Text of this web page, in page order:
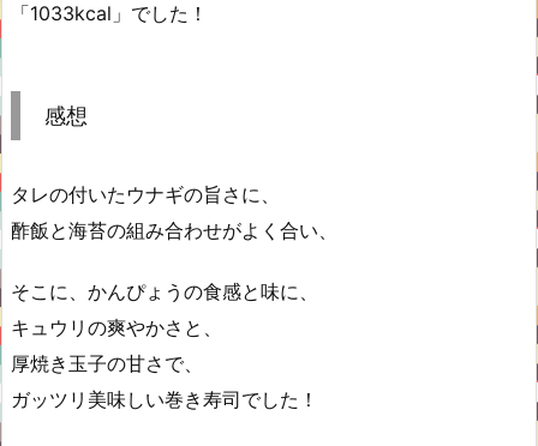
「1033kcal」でした！
感想
タレの付いたウナギの旨さに、
酢飯と海苔の組み合わせがよく合い、
そこに、かんぴょうの食感と味に、
キュウリの爽やかさと、
厚焼き玉子の甘さで、
ガッツリ美味しい巻き寿司でした！